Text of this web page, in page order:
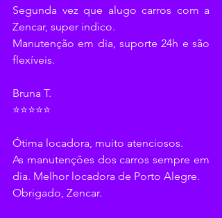
Segunda vez que alugo carros com a
Zencar, super indico.
Manutenção em dia, suporte 24h e são
flexíveis.
Bruna T.
⭐⭐⭐⭐⭐
Ótima locadora, muito atenciosos.
As manutenções dos carros sempre em
dia. Melhor locadora de Porto Alegre.
Obrigado, Zencar.